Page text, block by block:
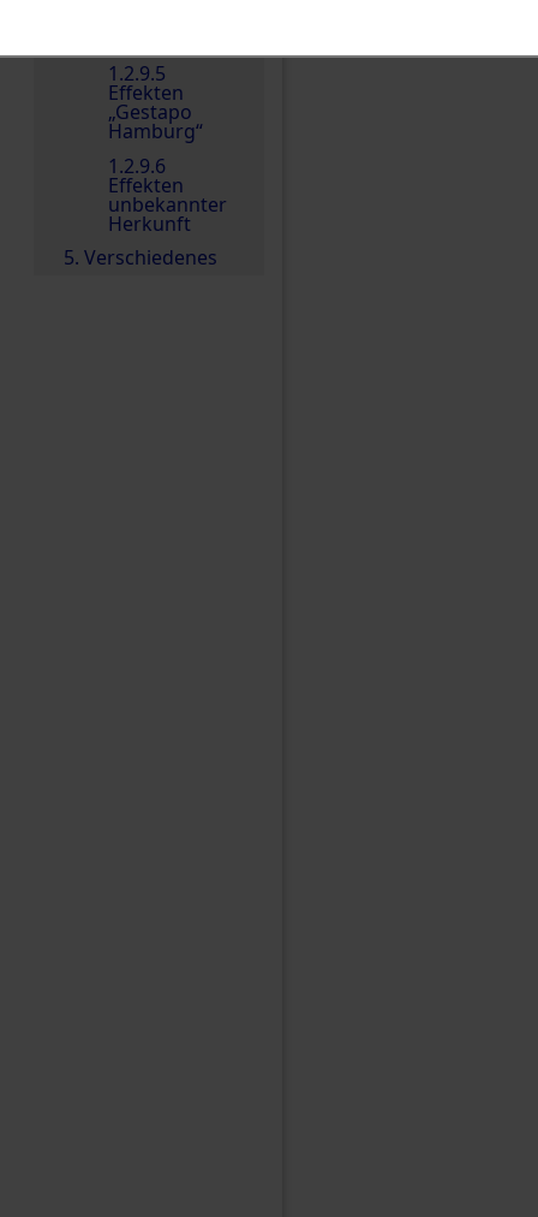
1.2.9.5
Effekten
„Gestapo
Hamburg“
1.2.9.6
Effekten
unbekannter
Herkunft
5. Verschiedenes